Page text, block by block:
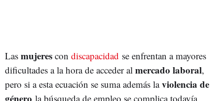
Las mujeres con discapacidad se enfrentan a mayores
dificultades a la hora de acceder al mercado laboral,
pero si a esta ecuación se suma además laviolencia de
género la búsqueda de empleo se complica todavía